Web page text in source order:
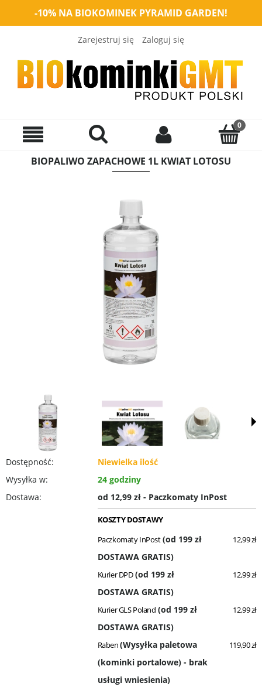
-10% NA BIOKOMINEK PYRAMID GARDEN!
Zarejestruj się Zaloguj się
BIOPALIWO ZAPACHOWE 1L KWIAT LOTOSU
Dostępność:
Niewielka ilość
Wysyłka w:
24 godziny
Dostawa:
od 12,99 zł - Paczkomaty InPost
KOSZTY DOSTAWY
Paczkomaty InPost(od 199 zł
DOSTAWA GRATIS)
12,99 zł
Kurier DPD(od 199 zł
DOSTAWA GRATIS)
12,99 zł
Kurier GLS Poland (od 199 zł
DOSTAWA GRATIS)
12,99 zł
Raben(Wysyłka paletowa
(kominki portalowe) - brak
usługi wniesienia)
119,90 zł